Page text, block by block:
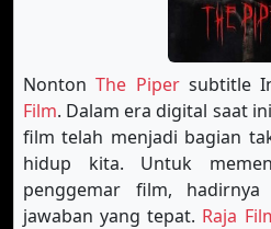
NontonThe Pipersubtitle
Film. Dalam era digital saat
film telah menjadi bagian
hidup kita. Untuk
penggemar film,
jawaban yang tepat. Raja